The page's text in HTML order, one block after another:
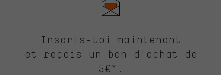
Inscris-toi maintenant
et reçois un bon d'achat de
5€*.